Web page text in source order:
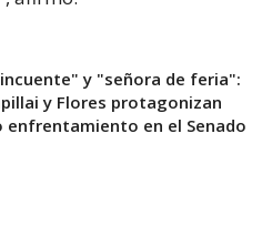
y "señora de feria":
y Flores protagonizan
enfrentamiento en el Senado